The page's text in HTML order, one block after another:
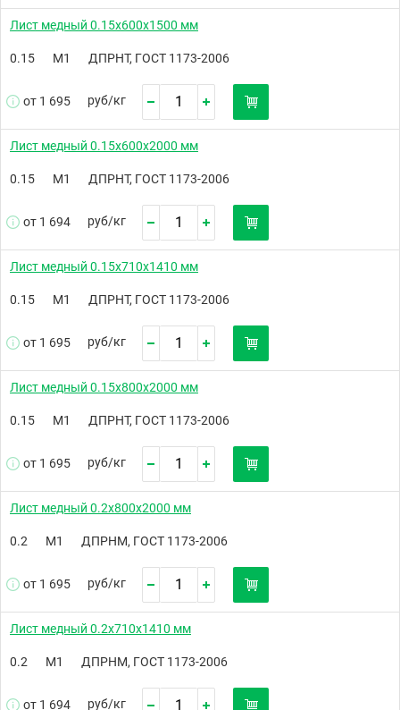
Лист медный 0.15х600х1500 мм
0.15 М1 ДПРНТ, ГОСТ 1173-2006
от 1 695 руб/кг
Лист медный 0.15х600х2000 мм
0.15 М1 ДПРНТ, ГОСТ 1173-2006
от 1 694 руб/кг
Лист медный 0.15х710х1410 мм
0.15 М1 ДПРНТ, ГОСТ 1173-2006
от 1 695 руб/кг
Лист медный 0.15х800х2000 мм
0.15 М1 ДПРНТ, ГОСТ 1173-2006
от 1 695 руб/кг
Лист медный 0.2х800х2000 мм
0.2 М1 ДПРНМ, ГОСТ 1173-2006
от 1 695 руб/кг
Лист медный 0.2х710х1410 мм
0.2 М1 ДПРНМ, ГОСТ 1173-2006
от 1 694 руб/кг